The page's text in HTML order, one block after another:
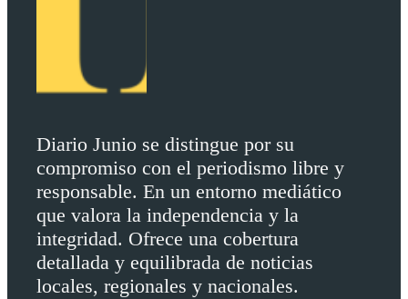
Diario Junio se distingue por su
compromiso con el periodismo libre y
responsable. En un entorno mediático
que valora la independencia y la
integridad. Ofrece una cobertura
detallada y equilibrada de noticias
locales, regionales y nacionales.